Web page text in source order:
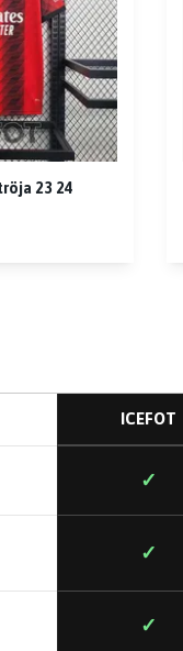
23 24
ICEFOT
✓
✓
✓